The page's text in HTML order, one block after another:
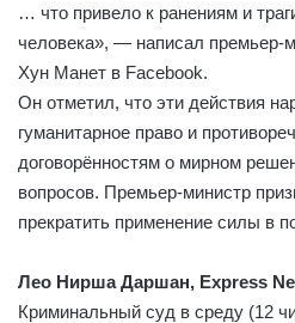
… что привело к ранениям и
человека», — написал премьер-
Хун Манет в Facebook.
Он отметил, что эти действия
гуманитарное право и
договорённостям о мирном
вопросов. Премьер-министр
прекратить применение силы в
Лео Нирша Даршан, Express
Криминальный суд в среду (12